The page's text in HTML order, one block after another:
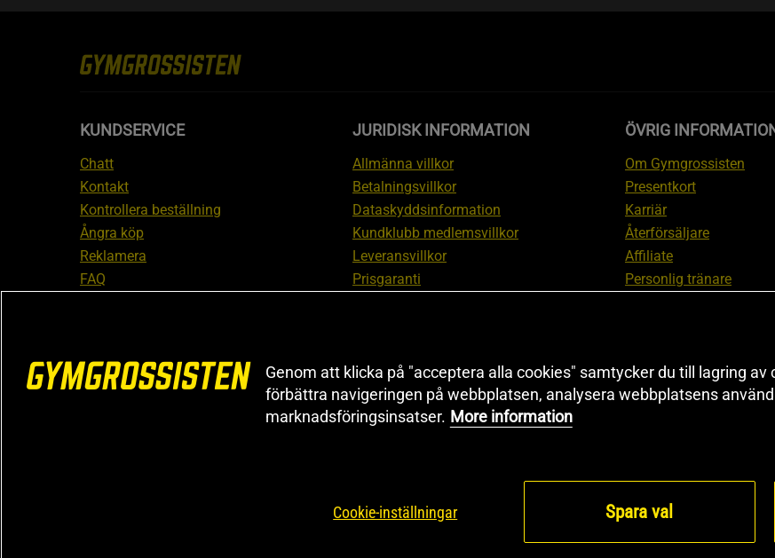
KUNDSERVICE
Chatt
Kontakt
Kontrollera beställning
Ångra köp
Reklamera
FAQ
JURIDISK INFORMATION
Allmänna villkor
Betalningsvillkor
Dataskyddsinformation
Kundklubb medlemsvillkor
Leveransvillkor
Prisgaranti
ÖVRIG
Om Gymgrossisten
Presentkort
Karriär
Återförsäljare
Affiliate
Personlig tränare
Black Friday
Artiklar & Övningar
Genom att klicka på "acceptera alla cookies" samtycker du till lagring
förbättra navigeringen på webbplatsen, analysera webbplatsens
marknadsföringsinsatser. More information
Cookie-inställningar Spara val